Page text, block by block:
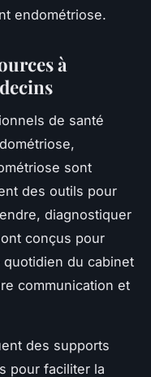
endométriose.
à
de santé
sont
des outils pour
diagnostiquer
conçus pour
quotidien du cabinet
communication et
des supports
pour faciliter la